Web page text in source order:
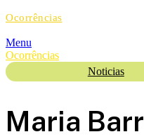
Ocorrências
Menu
Ocorrências
Noticias
Maria